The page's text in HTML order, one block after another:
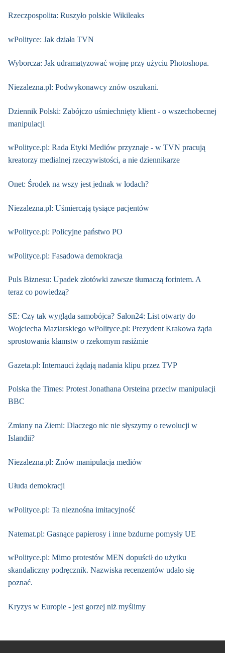
Rzeczpospolita: Ruszyło polskie Wikileaks
wPolityce: Jak działa TVN
Wyborcza: Jak udramatyzować wojnę przy użyciu Photoshopa.
Niezalezna.pl: Podwykonawcy znów oszukani.
Dziennik Polski: Zabójczo uśmiechnięty klient - o wszechobecnej
manipulacji
wPolityce.pl: Rada Etyki Mediów przyznaje - w TVN pracują
kreatorzy medialnej rzeczywistości, a nie dziennikarze
Onet: Środek na wszy jest jednak w lodach?
Niezalezna.pl: Uśmiercają tysiące pacjentów
wPolityce.pl: Policyjne państwo PO
wPolityce.pl: Fasadowa demokracja
Puls Biznesu: Upadek złotówki zawsze tłumaczą forintem. A
teraz co powiedzą?
SE: Czy tak wygląda samobójca? Salon24: List otwarty do
Wojciecha Maziarskiego wPolityce.pl: Prezydent Krakowa żąda
sprostowania kłamstw o rzekomym rasiźmie
Gazeta.pl: Internauci żądają nadania klipu przez TVP
Polska the Times: Protest Jonathana Orsteina przeciw manipulacji
BBC
Zmiany na Ziemi: Dlaczego nic nie słyszymy o rewolucji w
Islandii?
Niezalezna.pl: Znów manipulacja mediów
Ułuda demokracji
wPolityce.pl: Ta nieznośna imitacyjność
Natemat.pl: Gasnące papierosy i inne bzdurne pomysły UE
wPolityce.pl: Mimo protestów MEN dopuścił do użytku
skandaliczny podręcznik. Nazwiska recenzentów udało się
poznać.
Kryzys w Europie - jest gorzej niż myślimy